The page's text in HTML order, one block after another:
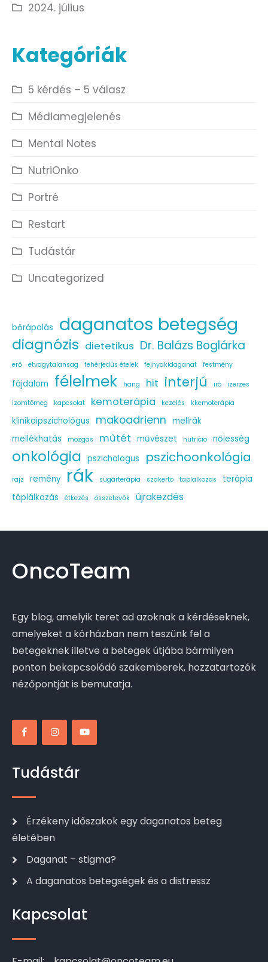
2024. július
Kategóriák
5 kérdés – 5 válasz
Médiamegjelenés
Mental Notes
NutriOnko
Portré
Restart
Tudástár
Uncategorized
bőrápolás daganatos betegség
diagnózis dietetikus Dr. Balázs Boglárka
erő etvagytalansag fehérjedús ételek fejnyakidaganat festmény
fájdalom félelmek hang hit interjú iró izerzes
izomtömeg kapcsolat kemoterápia kezelés kkemoterápia
klinikaipszichológus makoadrienn mellrák
mellékhatás
mozgás műtét művészet nutricio nőiesség
onkológia pszichologus pszichoonkológia
rajz remény rák sugárterápia szakerto taplalkozas
terápia
táplálkozás
étkezés összetevők újrakezdés
OncoTeam
Egy blog, amelyik teret ad azoknak a kérdéseknek,
amelyeket a kórházban nem teszünk fel a
betegeknek illetve a betegek útjába bármilyen
ponton bekapcsolódó szakemberek, hozzatartozók
nézőpontját is bemutatja.
Tudástár
Érzékeny időszakok egy daganatos beteg
életében
Daganat – stigma?
A daganatos betegségek és a distressz
Kapcsolat